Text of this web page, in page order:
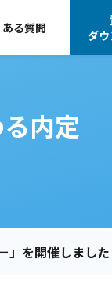
る質問
ダ
内定
」を開催しました